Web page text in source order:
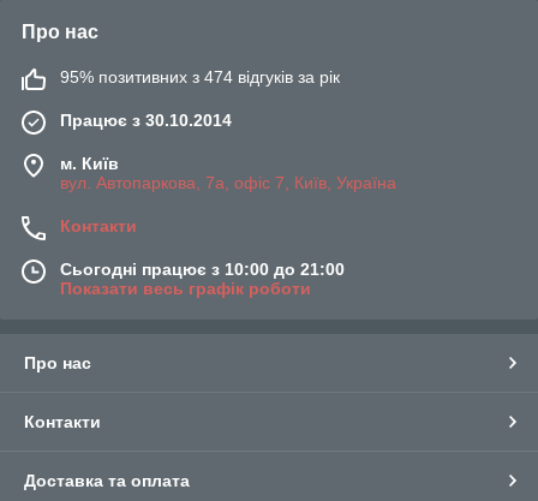
Про нас
95% позитивних з 474 відгуків за рік
Працює з 30.10.2014
м. Київ
вул. Автопаркова, 7а, офіс 7, Київ, Україна
Контакти
Сьогодні працює з 10:00 до 21:00
Показати весь графік роботи
Про нас
Контакти
Доставка та оплата